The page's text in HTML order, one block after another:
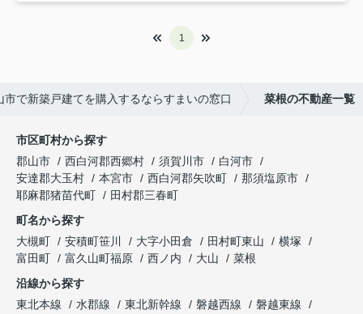
1
市で新築戸建てを購入するならすまいの窓口 菜根の不動産一覧
市区町村から探す
郡山市
西白河郡西郷村 須賀川市
白河市
安達郡大玉村
本宮市 西白河郡矢吹町
那須塩原市
耶麻郡猪苗代町
田村郡三春町
町名から探す
大槻町
安積町笹川 大字小田倉 田村町東山
横塚
富田町
富久山町福原 西ノ内 大山
菜根
沿線から探す
東北本線
水郡線 東北新幹線 磐越西線
磐越東線